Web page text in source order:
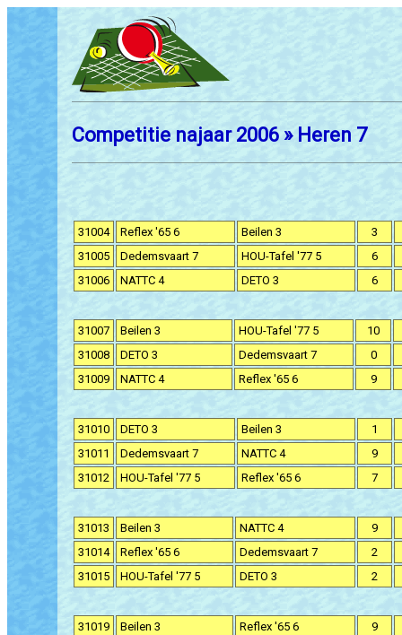
Competitie najaar 2006 » Heren 7
31004 Reflex '65 6 Beilen 3
3
31005
Dedemsvaart 7 HOU-Tafel '77 5
6
31006
NATTC 4 DETO 3 6
31007 Beilen 3 HOU-Tafel '77 5
10
31008
DETO 3 Dedemsvaart 7
0
31009
NATTC 4 Reflex '65 6 9
31010 DETO 3 Beilen 3
1
31011
Dedemsvaart 7 NATTC 4
9
31012
HOU-Tafel '77 5 Reflex '65 6 7
31013 Beilen 3 NATTC 4
9
31014
Reflex '65 6 Dedemsvaart 7
2
31015
HOU-Tafel '77 5 DETO 3 2
31019 Beilen 3 Reflex '65 6
9